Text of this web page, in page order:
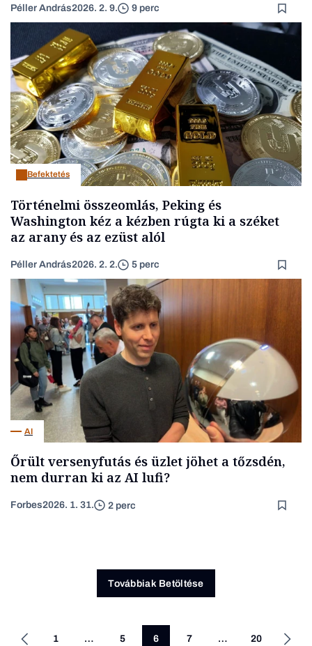
Péller András2026. 2. 9. 9 perc
Befektetés
Történelmi összeomlás, Peking és
Washington kéz a kézben rúgta ki a széket
az arany és az ezüst alól
Péller András2026. 2. 2. 5 perc
AI
Őrült versenyfutás és üzlet jöhet a tőzsdén,
nem durran ki az AI lufi?
Forbes2026. 1. 31. 2 perc
Továbbiak Betöltése
1 … 5 6 7 … 20